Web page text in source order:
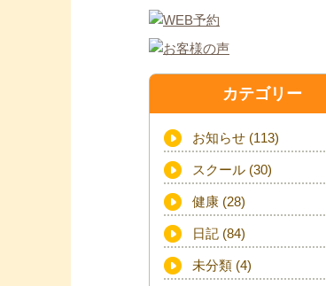
カテゴリー
お知らせ (113)
スクール (30)
健康 (28)
日記 (84)
未分類 (4)